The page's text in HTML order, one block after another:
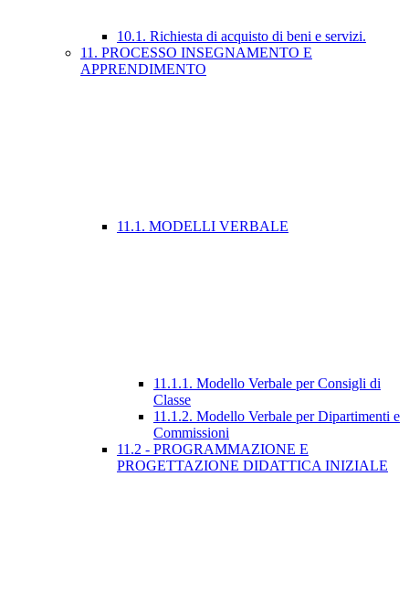
10.1. Richiesta di acquisto di beni e servizi.
11. PROCESSO INSEGNAMENTO E
APPRENDIMENTO
11.1. MODELLI VERBALE
11.1.1. Modello Verbale per Consigli di
Classe
11.1.2. Modello Verbale per Dipartimenti e
Commissioni
11.2 - PROGRAMMAZIONE E
PROGETTAZIONE DIDATTICA INIZIALE